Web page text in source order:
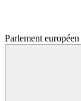
Parlement européen